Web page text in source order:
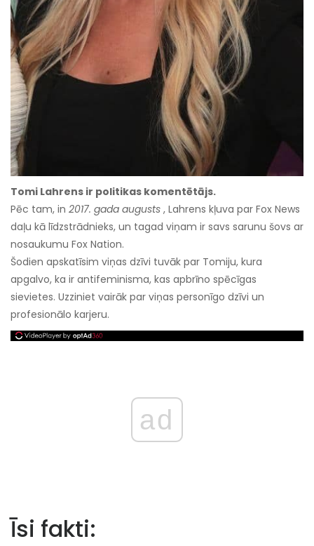
Tomi Lahrens ir politikas komentētājs.
Pēc tam, in 2017. gada augusts , Lahrens kļuva par Fox News
daļu kā līdzstrādnieks, un tagad viņam ir savs sarunu šovs ar
nosaukumu Fox Nation.
Šodien apskatīsim viņas dzīvi tuvāk par Tomiju, kura
apgalvo, ka ir antifeminisma, kas apbrīno spēcīgas
sievietes. Uzziniet vairāk par viņas personīgo dzīvi un
profesionālo karjeru.
ad
Īsi fakti: